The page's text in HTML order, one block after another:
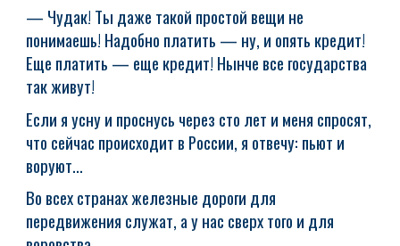
— Чудак! Ты даже такой простой вещи не
понимаешь! Надобно платить — ну, и опять кредит!
Еще платить — еще кредит! Нынче все государства
так живут!
Если я усну и проснусь через сто лет и меня спросят,
что сейчас происходит в России, я отвечу: пьют и
воруют...
Во всех странах железные дороги для
передвижения служат, а у нас сверх того и для